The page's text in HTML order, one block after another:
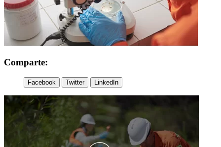
Comparte:
Facebook Twitter LinkedIn